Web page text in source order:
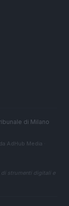
di Milano
AdHub Media
strumenti digitali e